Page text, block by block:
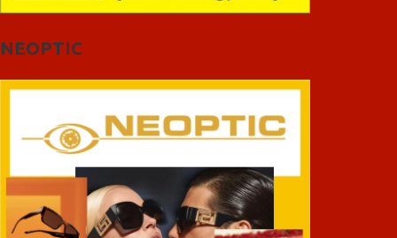
NEOPTIC